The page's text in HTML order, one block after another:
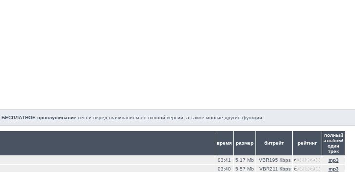
БЕСПЛАТНОЕ прослушивание песни перед cкачиванием ее полной версии, а также многие другие функции!
время размер битрейт рейтинг
полный
альбом/
один
трек
03:41 5.17 Mb VBR195 Кbps
mp3
03:40 5.57 Mb VBR211 Кbps
mp3